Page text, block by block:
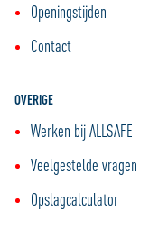
Openingstijden
Contact
OVERIGE
Werken bij ALLSAFE
Veelgestelde vragen
Opslagcalculator